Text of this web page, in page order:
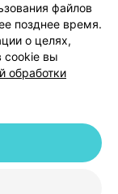
Беларусь,
файлов
позднее время.
о целях,
cookie вы
обработки